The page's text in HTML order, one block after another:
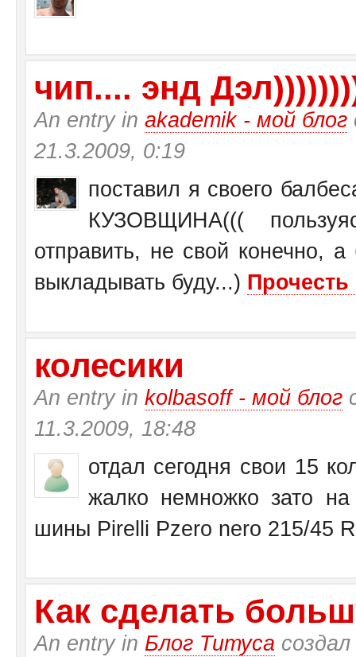
чип.... энд
An entry in akademik - мой блог
21.3.2009, 0:19
поставил я своего
КУЗОВЩИНА(((
отправить, не свой конечно,
выкладывать буду...)
колесики
An entry in kolbasoff - мой блог
11.3.2009, 18:48
отдал сегодня свои 15
жалко немножко зато
шины Pirelli Pzero nero 215/45
Как сделать
An entry in Блог Титуса